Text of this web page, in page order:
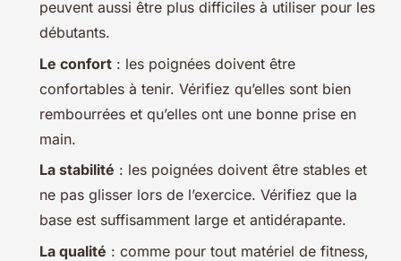
peuvent aussi être plus difficiles à utiliser pour les
débutants.
Le confort : les poignées doivent être
confortables à tenir. Vérifiez qu’elles sont bien
rembourrées et qu’elles ont une bonne prise en
main.
La stabilité : les poignées doivent être stables et
ne pas glisser lors de l’exercice. Vérifiez que la
base est suffisamment large et antidérapante.
La qualité : comme pour tout matériel de fitness,